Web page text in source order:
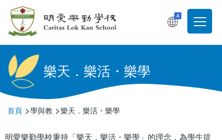
移至主內容
Main
樂天．樂活・樂學
導
首頁 學與教 樂天．樂活・樂學
明愛樂勤學校秉持「樂天．樂活・樂學」的理念，為學生提